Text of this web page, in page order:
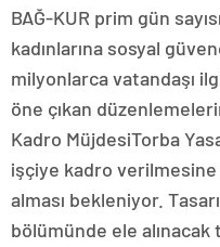
BAĞ-KUR prim gün
kadınlarına sosyal
milyonlarca vatandaşı
öne çıkan
Kadro MüjdesiTorba
işçiye kadro
alması bekleniyor.
bölümünde ele